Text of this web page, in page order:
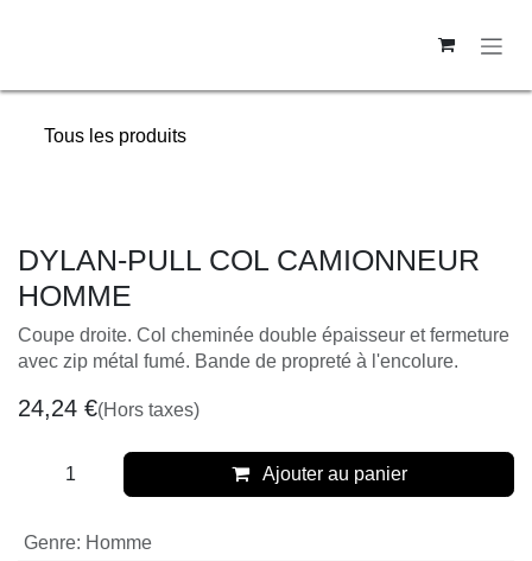
Tous les produits
DYLAN-PULL COL CAMIONNEUR
HOMME
Coupe droite. Col cheminée double épaisseur et fermeture
avec zip métal fumé. Bande de propreté à l'encolure.
24,24 €(Hors taxes)
Ajouter au panier
Genre: Homme